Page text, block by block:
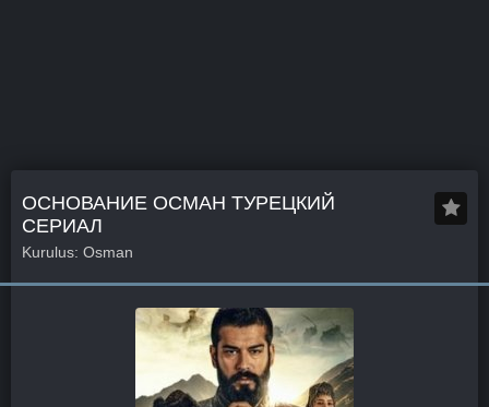
ОСНОВАНИЕ ОСМАН ТУРЕЦКИЙ
СЕРИАЛ
Kurulus: Osman